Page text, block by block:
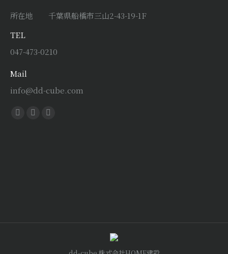
所在地 千葉県船橋市三山2-43-19-1F
TEL
047-473-0210
Mail
info@dd-cube.com
Find us on:
Facebook
X
Instagram